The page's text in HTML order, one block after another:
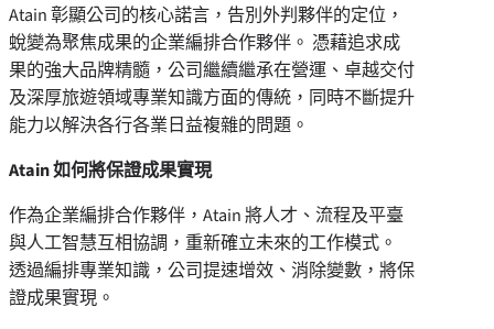
Atain 彰顯公司的核心諾言，告別外判夥伴的定位，
蛻變為聚焦成果的企業編排合作夥伴。 憑藉追求成
果的強大品牌精髓，公司繼續繼承在營運、卓越交付
及深厚旅遊領域專業知識方面的傳統，同時不斷提升
能力以解決各行各業日益複雜的問題。
Atain 如何將保證成果實現
作為企業編排合作夥伴，Atain 將人才、流程及平臺
與人工智慧互相協調，重新確立未來的工作模式。
透過編排專業知識，公司提速增效、消除變數，將保
證成果實現。